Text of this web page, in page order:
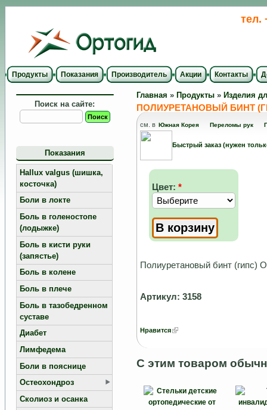
тел.
Продукты Показания Производитель Акции Контакты
Поиск на сайте:
Показания
Hallux valgus (шишка,
косточка)
Боли в локте
Боль в голеностопе
(лодыжке)
Боль в кисти руки
(запястье)
Боль в колене
Боль в плече
Боль в тазобедренном
суставе
Диабет
Лимфедема
Боли в пояснице
Остеохондроз
Сколиоз и осанка
Главная » Продукты » Изделия
ПОЛИУРЕТАНОВЫЙ БИНТ
см. в Южная Корея Переломы рук
Быстрый заказ (нужен
Артикул: 3158
Полиуретановый бинт (гипс)
Цвет: *
Нравится
С этим товаром